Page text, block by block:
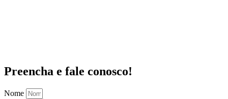
Preencha e fale conosco!
Nome